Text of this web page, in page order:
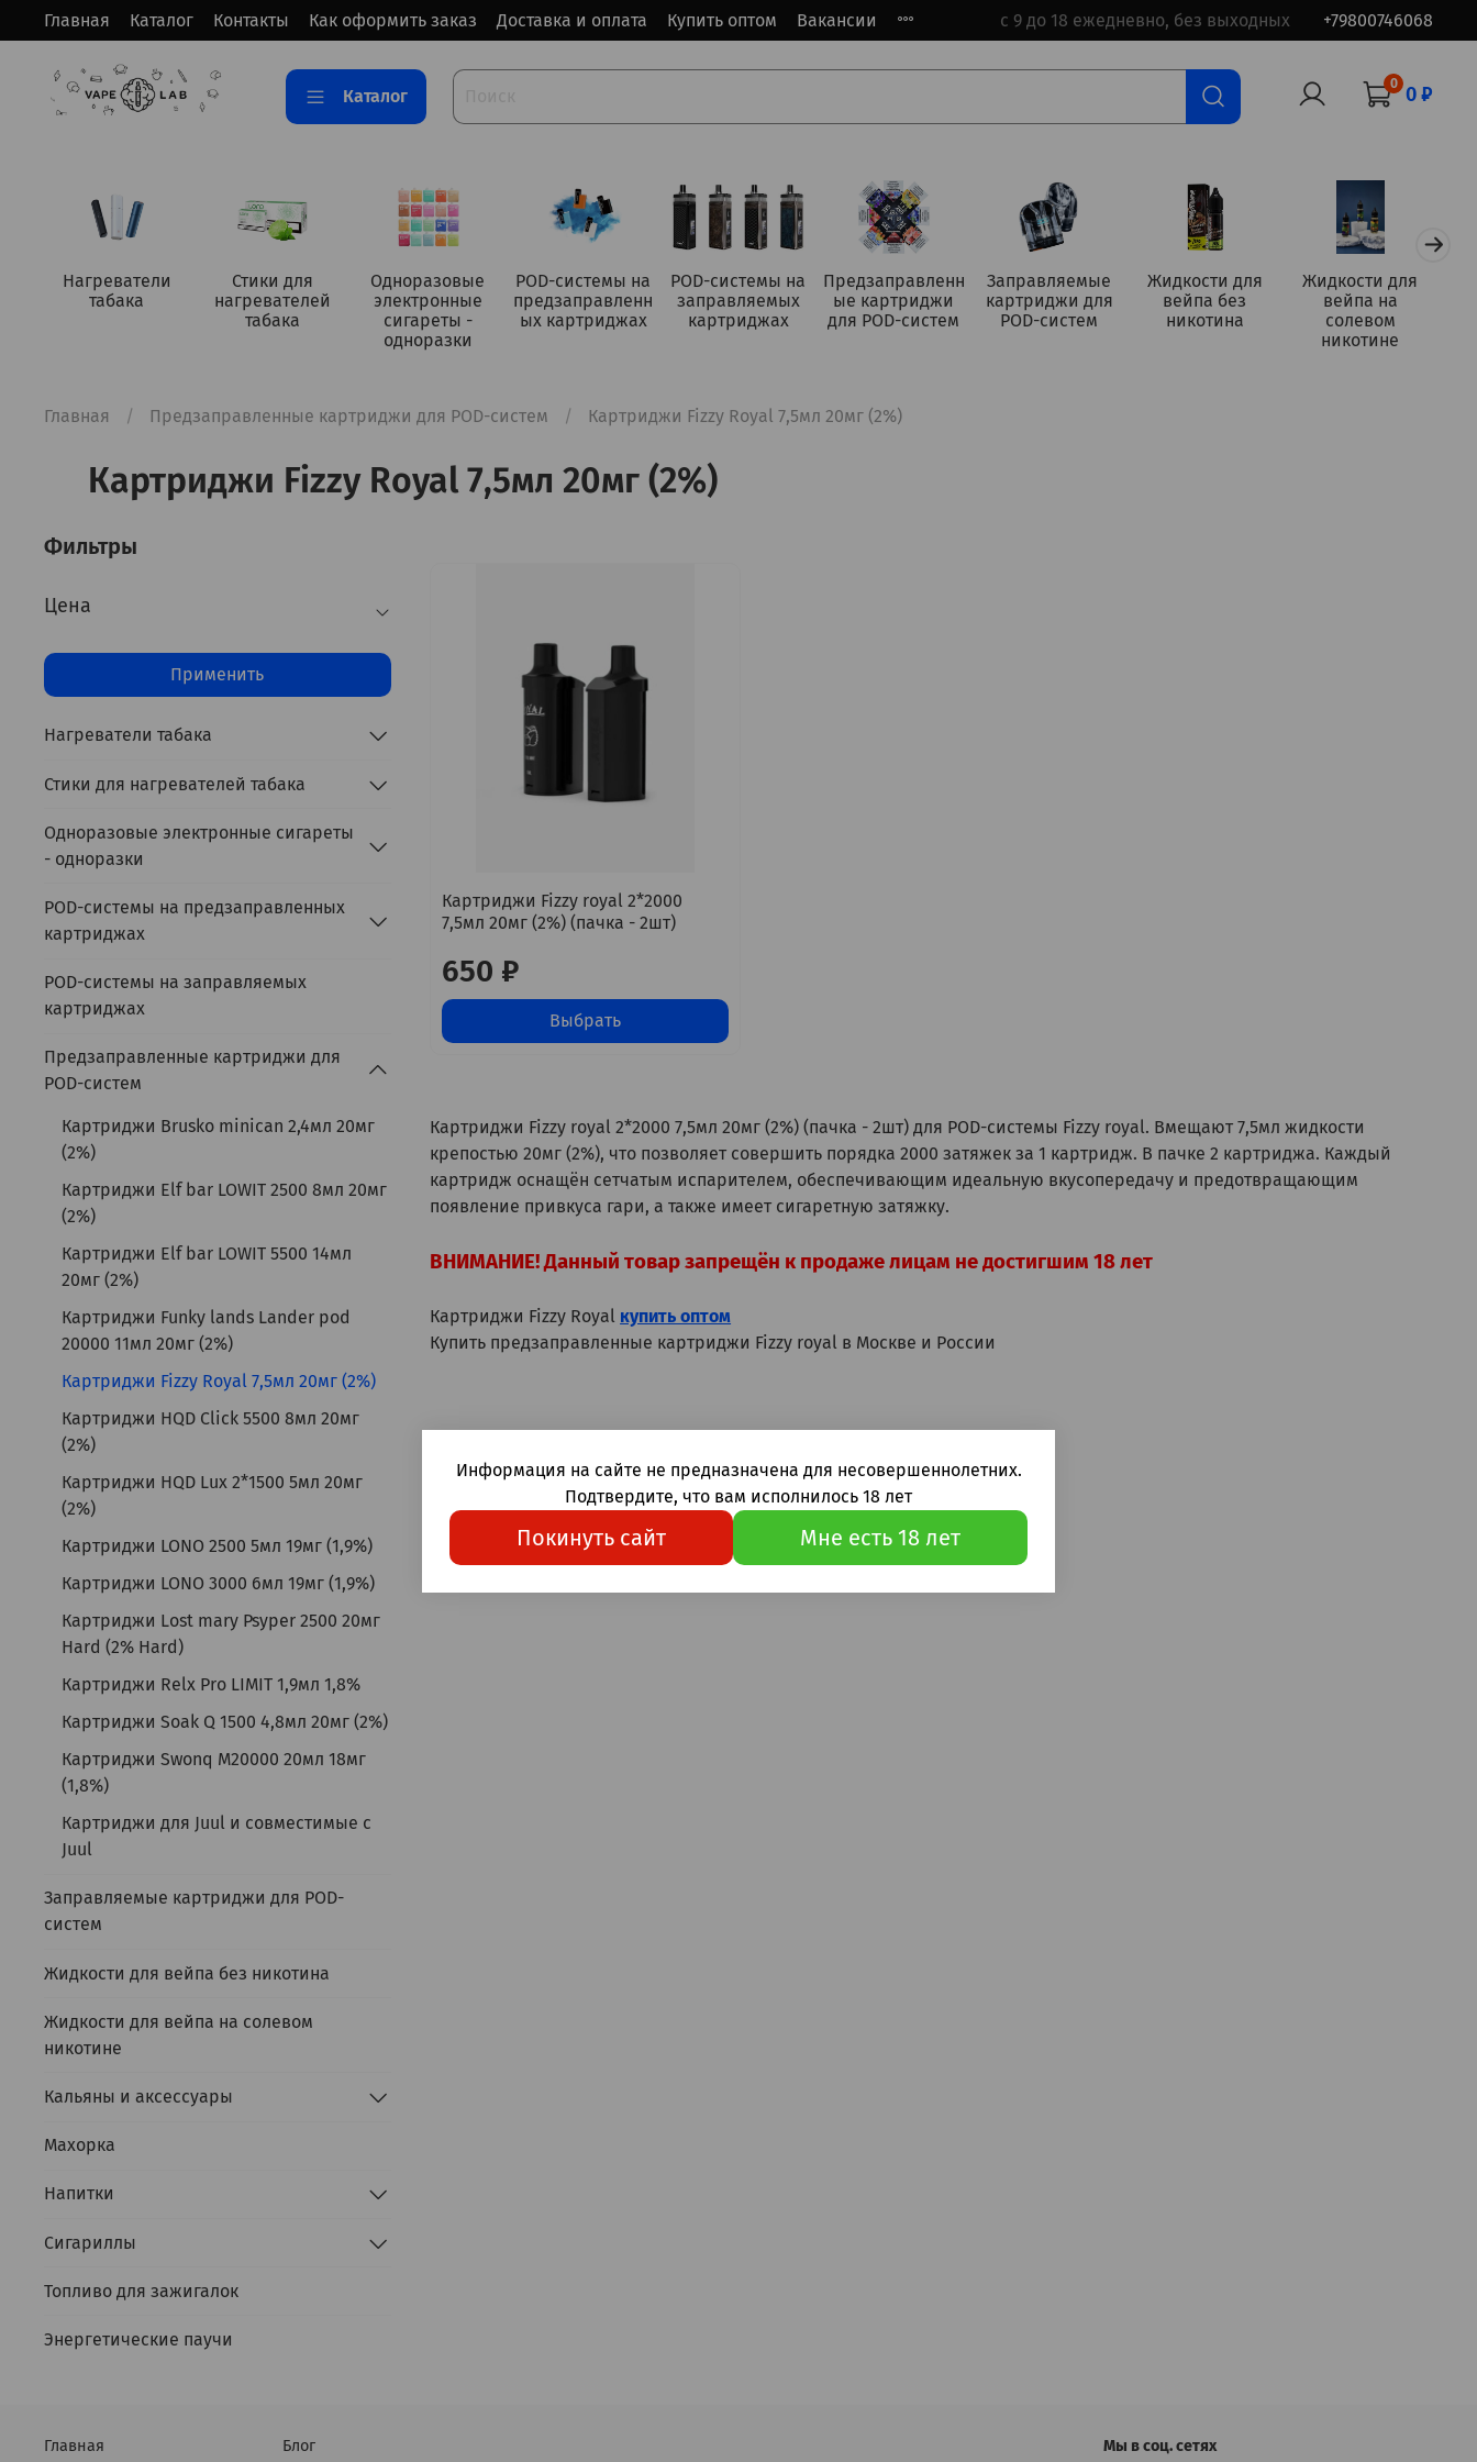
Главная Каталог Контакты Как оформить заказ Доставка и оплата Купить оптом Вакансии с 9 до 18 ежедневно, без выходных +79800746068
Каталог
0 0 ₽
Нагреватели
табака
Стики для
нагревателей
табака
Одноразовые
электронные
сигареты -
одноразки
POD-системы на
предзаправленн
ых картриджах
POD-системы на
заправляемых
картриджах
Предзаправленн
ые картриджи
для POD-систем
Заправляемые
картриджи для
POD-систем
Жидкости для
вейпа без
никотина
Жидкости для
вейпа на
солевом
никотине
Главная Предзаправленные картриджи для POD-систем Картриджи Fizzy Royal 7,5мл 20мг (2%)
Картриджи Fizzy Royal 7,5мл 20мг (2%)
Картриджи Fizzy royal 2*2000
7,5мл 20мг (2%) (пачка - 2шт)
650 ₽
Выбрать
Картриджи Fizzy royal 2*2000 7,5мл 20мг (2%) (пачка - 2шт) для POD-системы Fizzy royal. Вмещают 7,5мл жидкости
крепостью 20мг (2%), что позволяет совершить порядка 2000 затяжек за 1 картридж. В пачке 2 картриджа. Каждый
картридж оснащён сетчатым испарителем, обеспечивающим идеальную вкусопередачу и предотвращающим
появление привкуса гари, а также имеет сигаретную затяжку.
ВНИМАНИЕ! Данный товар запрещён к продаже лицам не достигшим 18 лет
Картриджи Fizzy Royal купить оптом
Купить предзаправленные картриджи Fizzy royal в Москве и России
Фильтры
Цена
Применить
Нагреватели табака
Стики для нагревателей табака
Одноразовые электронные сигареты
- одноразки
POD-системы на предзаправленных
картриджах
POD-системы на заправляемых
картриджах
Предзаправленные картриджи для
POD-систем
Картриджи Brusko minican 2,4мл 20мг
(2%)
Картриджи Elf bar LOWIT 2500 8мл 20мг
(2%)
Картриджи Elf bar LOWIT 5500 14мл
20мг (2%)
Картриджи Funky lands Lander pod
20000 11мл 20мг (2%)
Картриджи Fizzy Royal 7,5мл 20мг (2%)
Картриджи HQD Click 5500 8мл 20мг
(2%)
Картриджи HQD Lux 2*1500 5мл 20мг
(2%)
Картриджи LONO 2500 5мл 19мг (1,9%)
Картриджи LONO 3000 6мл 19мг (1,9%)
Картриджи Lost mary Psyper 2500 20мг
Hard (2% Hard)
Картриджи Relx Pro LIMIT 1,9мл 1,8%
Картриджи Soak Q 1500 4,8мл 20мг (2%)
Картриджи Swonq M20000 20мл 18мг
(1,8%)
Картриджи для Juul и совместимые с
Juul
Заправляемые картриджи для POD-
систем
Жидкости для вейпа без никотина
Жидкости для вейпа на солевом
никотине
Кальяны и аксессуары
Махорка
Напитки
Сигариллы
Топливо для зажигалок
Энергетические паучи
Главная Блог Мы в соц. сетях
Информация на сайте не предназначена для несовершеннолетних.
Подтвердите, что вам исполнилось 18 лет
Покинуть сайт Мне есть 18 лет